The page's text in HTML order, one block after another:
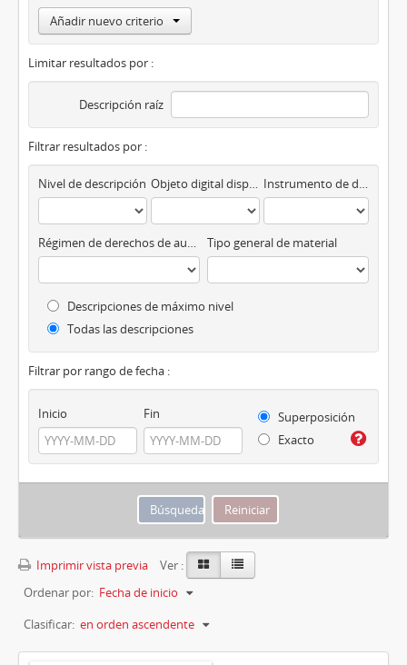
Añadir nuevo criterio
Limitar resultados por :
Descripción raíz
Filtrar resultados por :
Nivel de descripción Objeto digital disponibles Instrumento de descripción
Régimen de derechos de autor Tipo general de material
Descripciones de máximo nivel
Todas las descripciones
Filtrar por rango de fecha :
Inicio Fin
Superposición
Exacto
Imprimir vista previa
Ver :
Ordenar por: Fecha de inicio
Clasificar: en orden ascendente